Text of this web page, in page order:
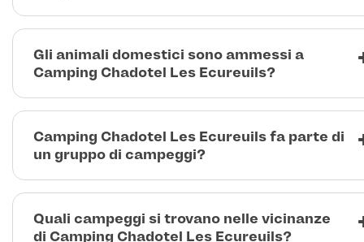
Gli animali domestici sono ammessi a
Camping Chadotel Les Ecureuils?
Camping Chadotel Les Ecureuils fa parte di
un gruppo di campeggi?
Quali campeggi si trovano nelle vicinanze
di Camping Chadotel Les Ecureuils?